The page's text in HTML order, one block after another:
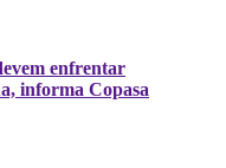
enfrentar
informa Copasa